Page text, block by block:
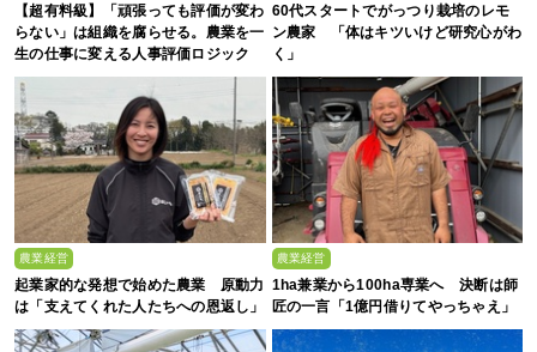
【超有料級】「頑張っても評価が変わ
らない」は組織を腐らせる。農業を一
生の仕事に変える人事評価ロジック
60代スタートでがっつり栽培のレモ
ン農家 「体はキツいけど研究心がわ
く」
農業経営
起業家的な発想で始めた農業 原動力
は「支えてくれた人たちへの恩返し」
農業経営
1ha兼業から100ha専業へ 決断は師
匠の一言「1億円借りてやっちゃえ」